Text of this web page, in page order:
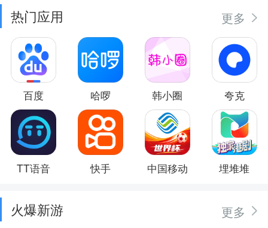
热门应用 更多
百度 哈啰 韩小圈 夸克
TT语音 快手 中国移动 埋堆堆
火爆新游 更多